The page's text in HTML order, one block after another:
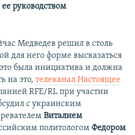
руководством
Медведев решил в столь
для него форме высказаться
была инициатива и должна
на это, телеканал Настоящее
RFE/RL при участии
с украинским
Виталием
политологом Федором